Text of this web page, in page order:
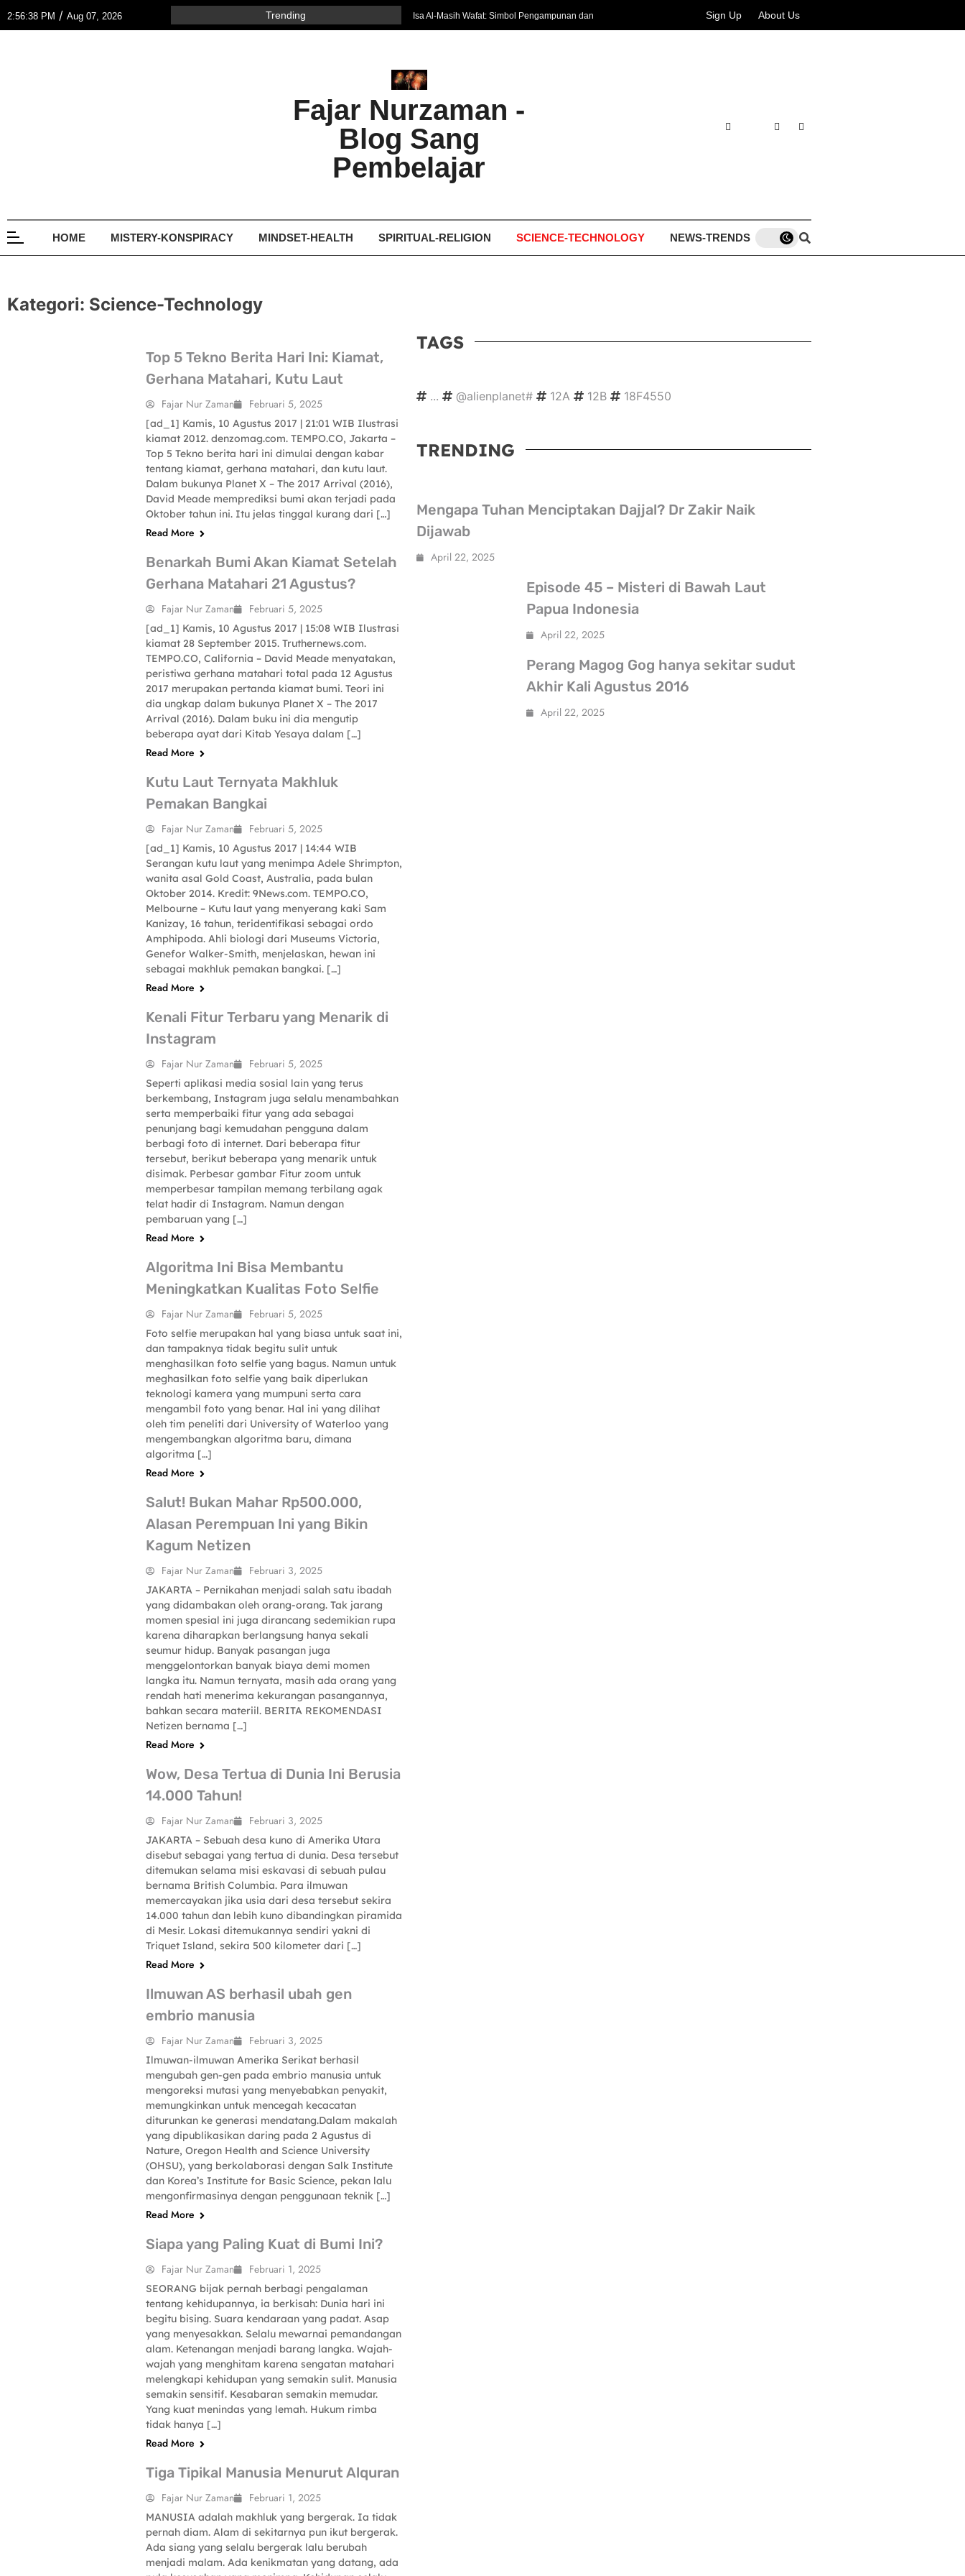
2:56:38 PM / Aug 07, 2026 Trending
Isa Al-Masih Wafat: Simbol Pengampunan dan
Harapan Baru
Ghosting: Menghilang Tanpa Jejak, Tren Toxic
Bukan Seberapa Keras Kita Jatuh, tetapi
Bagaimana Kita Bangkit Kembali
Dampak Fatherless: Ketika Anak Salah
Mengartikan Cinta dan Kasih Sayang
Sign Up About Us
Fajar Nurzaman -
Blog Sang
Pembelajar
HOME MISTERY-KONSPIRACY MINDSET-HEALTH SPIRITUAL-RELIGION SCIENCE-TECHNOLOGY NEWS-TRENDS
Agustus! (A Flat Earth Discussion)
Agustus 25, 2023
Manusia Memang Sangat Keterlaluan
Januari 30, 2025
Kategori: Science-Technology
Top 5 Tekno Berita Hari Ini: Kiamat,
Gerhana Matahari, Kutu Laut
Fajar Nur Zaman Februari 5, 2025
[ad_1] Kamis, 10 Agustus 2017 | 21:01 WIB Ilustrasi
kiamat 2012. denzomag.com. TEMPO.CO, Jakarta –
Top 5 Tekno berita hari ini dimulai dengan kabar
tentang kiamat, gerhana matahari, dan kutu laut.
Dalam bukunya Planet X – The 2017 Arrival (2016),
David Meade memprediksi bumi akan terjadi pada
Oktober tahun ini. Itu jelas tinggal kurang dari […]
Read More
Benarkah Bumi Akan Kiamat Setelah
Gerhana Matahari 21 Agustus?
Fajar Nur Zaman Februari 5, 2025
[ad_1] Kamis, 10 Agustus 2017 | 15:08 WIB Ilustrasi
kiamat 28 September 2015. Truthernews.com.
TEMPO.CO, California – David Meade menyatakan,
peristiwa gerhana matahari total pada 12 Agustus
2017 merupakan pertanda kiamat bumi. Teori ini
dia ungkap dalam bukunya Planet X – The 2017
Arrival (2016). Dalam buku ini dia mengutip
beberapa ayat dari Kitab Yesaya dalam […]
Read More
Kutu Laut Ternyata Makhluk
Pemakan Bangkai
Fajar Nur Zaman Februari 5, 2025
[ad_1] Kamis, 10 Agustus 2017 | 14:44 WIB
Serangan kutu laut yang menimpa Adele Shrimpton,
wanita asal Gold Coast, Australia, pada bulan
Oktober 2014. Kredit: 9News.com. TEMPO.CO,
Melbourne – Kutu laut yang menyerang kaki Sam
Kanizay, 16 tahun, teridentifikasi sebagai ordo
Amphipoda. Ahli biologi dari Museums Victoria,
Genefor Walker-Smith, menjelaskan, hewan ini
sebagai makhluk pemakan bangkai. […]
Read More
Kenali Fitur Terbaru yang Menarik di
Instagram
Fajar Nur Zaman Februari 5, 2025
Seperti aplikasi media sosial lain yang terus
berkembang, Instagram juga selalu menambahkan
serta memperbaiki fitur yang ada sebagai
penunjang bagi kemudahan pengguna dalam
berbagi foto di internet. Dari beberapa fitur
tersebut, berikut beberapa yang menarik untuk
disimak. Perbesar gambar Fitur zoom untuk
memperbesar tampilan memang terbilang agak
telat hadir di Instagram. Namun dengan
pembaruan yang […]
Read More
Algoritma Ini Bisa Membantu
Meningkatkan Kualitas Foto Selfie
Fajar Nur Zaman Februari 5, 2025
Foto selfie merupakan hal yang biasa untuk saat ini,
dan tampaknya tidak begitu sulit untuk
menghasilkan foto selfie yang bagus. Namun untuk
meghasilkan foto selfie yang baik diperlukan
teknologi kamera yang mumpuni serta cara
mengambil foto yang benar. Hal ini yang dilihat
oleh tim peneliti dari University of Waterloo yang
mengembangkan algoritma baru, dimana
algoritma […]
Read More
Salut! Bukan Mahar Rp500.000,
Alasan Perempuan Ini yang Bikin
Kagum Netizen
Fajar Nur Zaman Februari 3, 2025
JAKARTA – Pernikahan menjadi salah satu ibadah
yang didambakan oleh orang-orang. Tak jarang
momen spesial ini juga dirancang sedemikian rupa
karena diharapkan berlangsung hanya sekali
seumur hidup. Banyak pasangan juga
menggelontorkan banyak biaya demi momen
langka itu. Namun ternyata, masih ada orang yang
rendah hati menerima kekurangan pasangannya,
bahkan secara materiil. BERITA REKOMENDASI
Netizen bernama […]
Read More
Wow, Desa Tertua di Dunia Ini Berusia
14.000 Tahun!
Fajar Nur Zaman Februari 3, 2025
JAKARTA – Sebuah desa kuno di Amerika Utara
disebut sebagai yang tertua di dunia. Desa tersebut
ditemukan selama misi eskavasi di sebuah pulau
bernama British Columbia. Para ilmuwan
memercayakan jika usia dari desa tersebut sekira
14.000 tahun dan lebih kuno dibandingkan piramida
di Mesir. Lokasi ditemukannya sendiri yakni di
Triquet Island, sekira 500 kilometer dari […]
Read More
Ilmuwan AS berhasil ubah gen
embrio manusia
Fajar Nur Zaman Februari 3, 2025
Ilmuwan-ilmuwan Amerika Serikat berhasil
mengubah gen-gen pada embrio manusia untuk
mengoreksi mutasi yang menyebabkan penyakit,
memungkinkan untuk mencegah kecacatan
diturunkan ke generasi mendatang.Dalam makalah
yang dipublikasikan daring pada 2 Agustus di
Nature, Oregon Health and Science University
(OHSU), yang berkolaborasi dengan Salk Institute
dan Korea’s Institute for Basic Science, pekan lalu
mengonfirmasinya dengan penggunaan teknik […]
Read More
Siapa yang Paling Kuat di Bumi Ini?
Fajar Nur Zaman Februari 1, 2025
SEORANG bijak pernah berbagi pengalaman
tentang kehidupannya, ia berkisah: Dunia hari ini
begitu bising. Suara kendaraan yang padat. Asap
yang menyesakkan. Selalu mewarnai pemandangan
alam. Ketenangan menjadi barang langka. Wajah-
wajah yang menghitam karena sengatan matahari
melengkapi kehidupan yang semakin sulit. Manusia
semakin sensitif. Kesabaran semakin memudar.
Yang kuat menindas yang lemah. Hukum rimba
tidak hanya […]
Read More
Tiga Tipikal Manusia Menurut Alquran
Fajar Nur Zaman Februari 1, 2025
MANUSIA adalah makhluk yang bergerak. Ia tidak
pernah diam. Alam di sekitarnya pun ikut bergerak.
Ada siang yang selalu bergerak lalu berubah
menjadi malam. Ada kenikmatan yang datang, ada
TAGS
... @alienplanet# 12A 12B 18F4550
TRENDING
Mengapa Tuhan Menciptakan Dajjal? Dr Zakir Naik
Dijawab
April 22, 2025
Episode 45 – Misteri di Bawah Laut
Papua Indonesia
April 22, 2025
Perang Magog Gog hanya sekitar sudut
Akhir Kali Agustus 2016
April 22, 2025